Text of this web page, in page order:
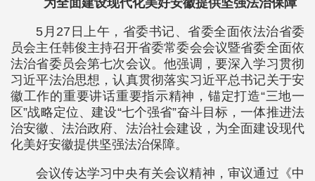
为全面建设现代化美好安徽提供坚强法治保障
5月27日上午，省委书记、省委全面依法治省委
员会主任韩俊主持召开省委常委会会议暨省委全面依
法治省委员会第七次会议。他强调，要深入学习贯彻
习近平法治思想，认真贯彻落实习近平总书记关于安
徽工作的重要讲话重要指示精神，锚定打造“三地一
区”战略定位、建设“七个强省”奋斗目标，一体推进法
治安徽、法治政府、法治社会建设，为全面建设现代
化美好安徽提供坚强法治保障。
会议传达学习中央有关会议精神，审议通过《中